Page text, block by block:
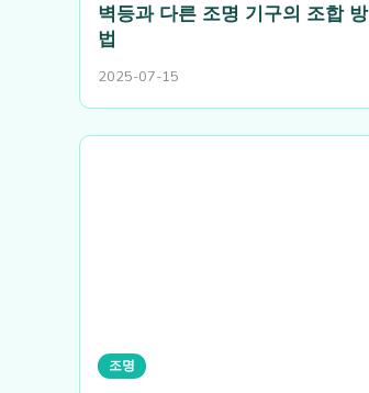
벽등과 다른 조명 기구의 조합 방
법
2025-07-15
조명